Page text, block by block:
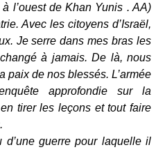
l’ouest de Khan Yunis . AA)
Avec les citoyens d’Israël,
Je serre dans mes bras les
à jamais. De là, nous
paix de nos blessés. L’armée
approfondie sur la
tirer les leçons et tout faire
guerre pour laquelle il